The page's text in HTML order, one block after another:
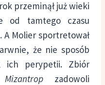
przeminął już wieki
od tamtego czasu
A Molier sportretował
że nie sposób
ich perypetii. Zbiór
zadowoli